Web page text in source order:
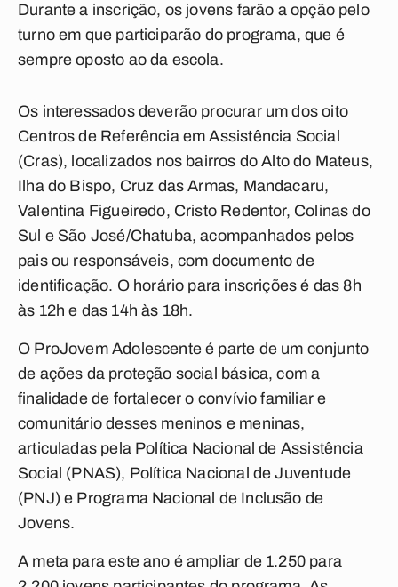
Durante a inscrição, os jovens farão a opção pelo
turno em que participarão do programa, que é
sempre oposto ao da escola.
Os interessados deverão procurar um dos oito
Centros de Referência em Assistência Social
(Cras), localizados nos bairros do Alto do Mateus,
Ilha do Bispo, Cruz das Armas, Mandacaru,
Valentina Figueiredo, Cristo Redentor, Colinas do
Sul e São José/Chatuba, acompanhados pelos
pais ou responsáveis, com documento de
identificação. O horário para inscrições é das 8h
às 12h e das 14h às 18h.
O ProJovem Adolescente é parte de um conjunto
de ações da proteção social básica, com a
finalidade de fortalecer o convívio familiar e
comunitário desses meninos e meninas,
articuladas pela Política Nacional de Assistência
Social (PNAS), Política Nacional de Juventude
(PNJ) e Programa Nacional de Inclusão de
Jovens.
A meta para este ano é ampliar de 1.250 para